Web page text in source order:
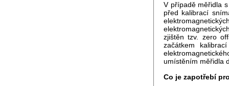
V případě měřidla
před kalibrací
zjištěn tzv. zero
začátkem
umístěním měřidla
Co je zapotřebí